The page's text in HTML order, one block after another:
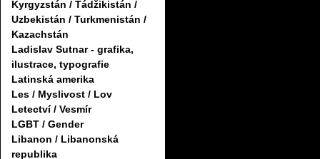
Kyrgyzstán / Tádžikistán /
Uzbekistán / Turkmenistán /
Kazachstán
Ladislav Sutnar - grafika,
ilustrace, typografie
Latinská amerika
Les / Myslivost / Lov
Letectví / Vesmír
LGBT / Gender
Libanon / Libanonská
republika